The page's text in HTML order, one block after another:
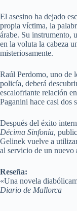
El asesino ha dejado
propia víctima, la
árabe. Su instrumento,
en la voluta la cabeza
misteriosamente.
Raúl Perdomo, uno de
policía, deberá
escalofriante relación
Paganini hace casi dos
Después del éxito
Décima Sinfonía,
Gelinek vuelve a
al servicio de un nuevo
Reseña:
«Una novela
Diario de Mallorca